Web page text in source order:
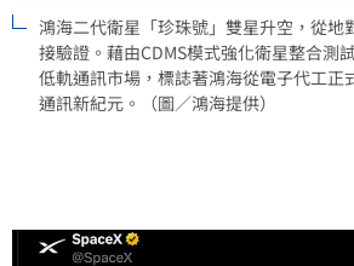
鴻海二代衛星「珍珠號」雙星升空，從地
接驗證。藉由CDMS模式強化衛星整合測
低軌通訊市場，標誌著鴻海從電子代工正
通訊新紀元。（圖／鴻海提供）